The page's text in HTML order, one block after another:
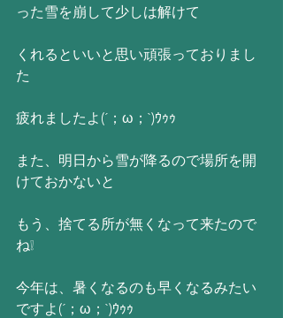
った雪を崩して少しは解けて
くれるといいと思い頑張っておりまし
た
疲れましたよ(´；ω；`)ｳｩｩ
また、明日から雪が降るので場所を開
けておかないと
もう、捨てる所が無くなって来たので
ね❕
今年は、暑くなるのも早くなるみたい
ですよ(´；ω；`)ｳｩｩ